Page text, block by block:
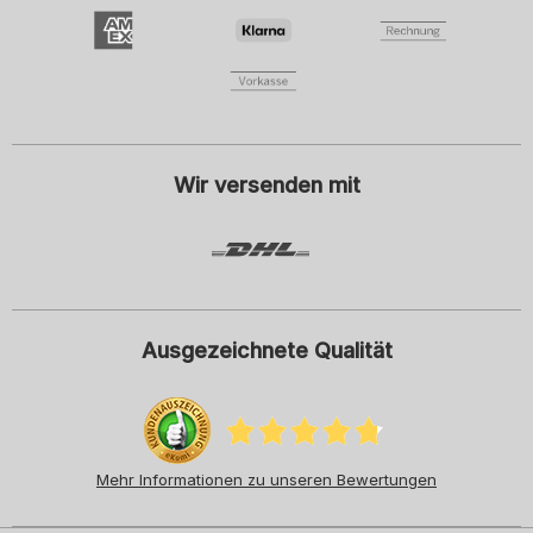
Herrenmode
ADIDAS
Ich willige mit dem Klick auf Anmelden ein, den Newsletter oder
Wir versenden mit
Ausgezeichnete Qualität
Mehr Informationen zu unseren Bewertungen